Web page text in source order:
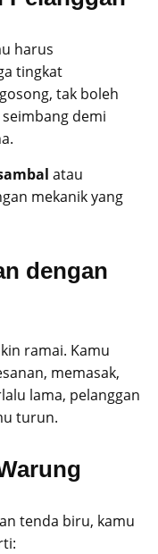
harus
tingkat
tak boleh
demi
atau
mekanik yang
dengan
ramai. Kamu
memasak,
lama, pelanggan
turun.
tenda biru, kamu